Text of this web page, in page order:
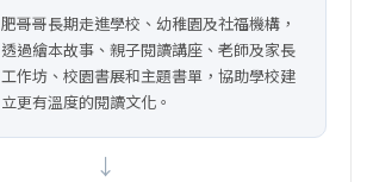
肥哥哥長期走進學校、幼稚園及社福機構，
透過繪本故事、親子閱讀講座、老師及家長
工作坊、校園書展和主題書單，協助學校建
立更有溫度的閱讀文化。
↓